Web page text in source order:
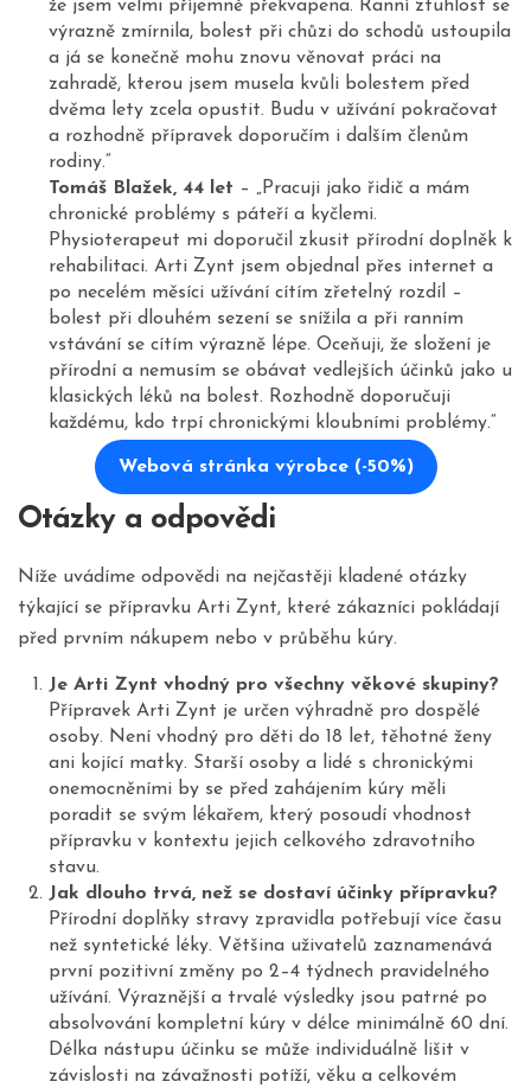
že jsem velmi příjemně překvapena. Ranní ztuhlost se
výrazně zmírnila, bolest při chůzi do schodů ustoupila
a já se konečně mohu znovu věnovat práci na
zahradě, kterou jsem musela kvůli bolestem před
dvěma lety zcela opustit. Budu v užívání pokračovat
a rozhodně přípravek doporučím i dalším členům
rodiny.“
Tomáš Blažek, 44 let – „Pracuji jako řidič a mám
chronické problémy s páteří a kyčlemi.
Physioterapeut mi doporučil zkusit přírodní doplněk k
rehabilitaci. Arti Zynt jsem objednal přes internet a
po necelém měsíci užívání cítím zřetelný rozdíl –
bolest při dlouhém sezení se snížila a při ranním
vstávání se cítím výrazně lépe. Oceňuji, že složení je
přírodní a nemusím se obávat vedlejších účinků jako u
klasických léků na bolest. Rozhodně doporučuji
každému, kdo trpí chronickými kloubními problémy.“
Webová stránka výrobce (-50%)
Otázky a odpovědi
Níže uvádíme odpovědi na nejčastěji kladené otázky
týkající se přípravku Arti Zynt, které zákazníci pokládají
před prvním nákupem nebo v průběhu kúry.
Je Arti Zynt vhodný pro všechny věkové skupiny?
Přípravek Arti Zynt je určen výhradně pro dospělé
osoby. Není vhodný pro děti do 18 let, těhotné ženy
ani kojící matky. Starší osoby a lidé s chronickými
onemocněními by se před zahájením kúry měli
poradit se svým lékařem, který posoudí vhodnost
přípravku v kontextu jejich celkového zdravotního
stavu.
Jak dlouho trvá, než se dostaví účinky přípravku?
Přírodní doplňky stravy zpravidla potřebují více času
než syntetické léky. Většina uživatelů zaznamenává
první pozitivní změny po 2–4 týdnech pravidelného
užívání. Výraznější a trvalé výsledky jsou patrné po
absolvování kompletní kúry v délce minimálně 60 dní.
Délka nástupu účinku se může individuálně lišit v
závislosti na závažnosti potíží, věku a celkovém